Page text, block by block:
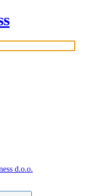
d.o.o.